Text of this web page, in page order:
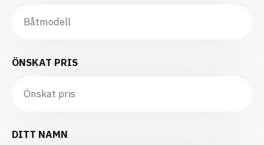
ÖNSKAT PRIS
DITT NAMN